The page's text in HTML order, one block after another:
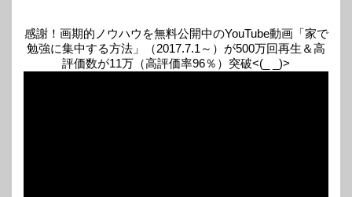
感謝！画期的ノウハウを無料公開中のYouTube動画「家で
勉強に集中する方法」（2017.7.1～）が500万回再生＆高
評価数が11万（高評価率96％）突破<(_ _)>